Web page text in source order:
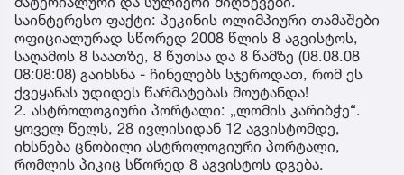
საინტერესო ფაქტი: პეკინის ოლიმპიური თამაშები
ოფიციალურად სწორედ 2008 წლის 8 აგვისტოს,
საღამოს 8 საათზე, 8 წუთსა და 8 წამზე (08.08.08
08:08:08) გაიხსნა - ჩინელებს სჯეროდათ, რომ ეს
ქვეყანას უდიდეს წარმატებას მოუტანდა!
2. ასტროლოგიური პორტალი: „ლომის კარიბჭე“.
ყოველ წელს, 28 ივლისიდან 12 აგვისტომდე,
იხსნება ცნობილი ასტროლოგიური პორტალი,
რომლის პიკიც სწორედ 8 აგვისტოს დგება.